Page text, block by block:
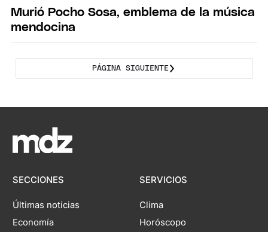
Murió Pocho Sosa, emblema de la música
mendocina
PÁGINA SIGUIENTE
SECCIONES
Últimas noticias
Economía
SERVICIOS
Clima
Horóscopo